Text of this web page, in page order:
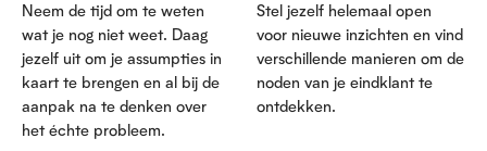
Neem de tijd om te weten
wat je nog niet weet. Daag
jezelf uit om je assumpties in
kaart te brengen en al bij de
aanpak na te denken over
het échte probleem.
Stel jezelf helemaal open
voor nieuwe inzichten en vind
verschillende manieren om de
noden van je eindklant te
ontdekken.